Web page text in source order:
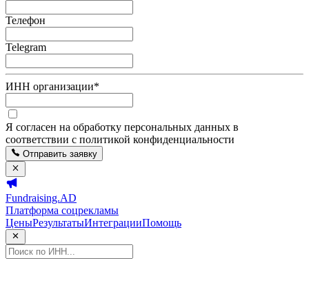
Телефон
Telegram
ИНН организации*
Я согласен на обработку персональных данных в
соответствии с политикой конфиденциальности
Отправить заявку
Fundraising.AD
Платформа соцрекламы
ЦеныРезультатыИнтеграцииПомощь